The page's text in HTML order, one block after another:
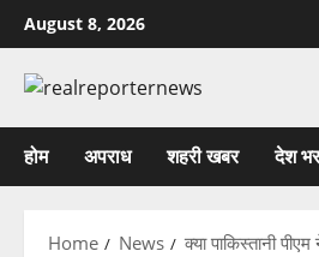
Skip
to
content
August 8, 2026
होम अपराध शहरी खबर देश
Home News क्या पाकिस्तानी